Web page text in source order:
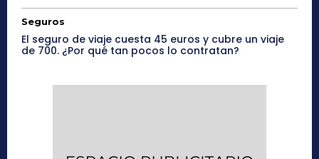
Seguros
El seguro de viaje cuesta 45 euros y cubre un viaje
de 700. ¿Por qué tan pocos lo contratan?